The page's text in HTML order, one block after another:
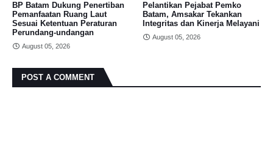
BP Batam Dukung Penertiban
Pemanfaatan Ruang Laut
Sesuai Ketentuan Peraturan
Perundang-undangan
August 05, 2026
Pelantikan Pejabat Pemko
Batam, Amsakar Tekankan
Integritas dan Kinerja Melayani
August 05, 2026
POST A COMMENT